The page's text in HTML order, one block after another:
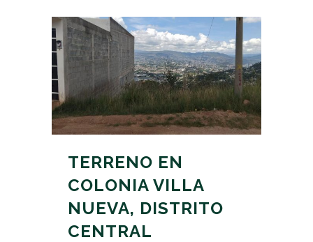
TERRENO EN
COLONIA VILLA
NUEVA, DISTRITO
CENTRAL